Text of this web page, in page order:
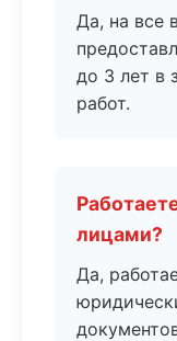
Да, на все
до 3 лет в
работ.
лицами?
Да,